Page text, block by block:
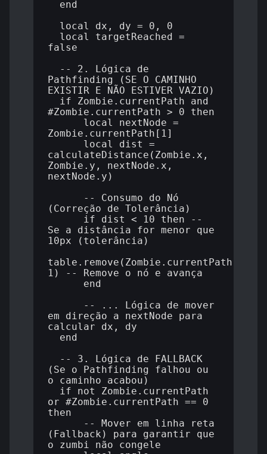
false
Pathfinding (SE O CAMINHO
EXISTIR E NÃO ESTIVER VAZIO)
#Zombie.currentPath > 0 then
Zombie.currentPath[1]
calculateDistance(Zombie.x,
Zombie.y, nextNode.x,
nextNode.y)
(Correção de Tolerância)
Se a distância for menor que
10px (tolerância)
table.remove(Zombie.currentPath,
1) -- Remove o nó e avança
em direção a nextNode para
calcular dx, dy
(Se o Pathfinding falhou ou
o caminho acabou)
or #Zombie.currentPath == 0
then
(Fallback) para garantir que
o zumbi não congele